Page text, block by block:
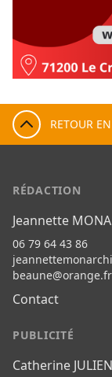
RETOUR
RÉDACTION
Jeannette
06 79 64 43 86
beaune@orange.fr
Contact
PUBLICITÉ
Catherine